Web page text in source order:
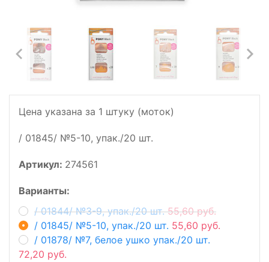
Цена указана за 1 штуку (моток)
/ 01845/ №5-10, упак./20 шт.
Артикул: 274561
Варианты:
/ 01844/ №3-9, упак./20 шт.55,60 руб.
/ 01845/ №5-10, упак./20 шт. 55,60 руб.
/ 01878/ №7, белое ушко упак./20 шт.
72,20 руб.